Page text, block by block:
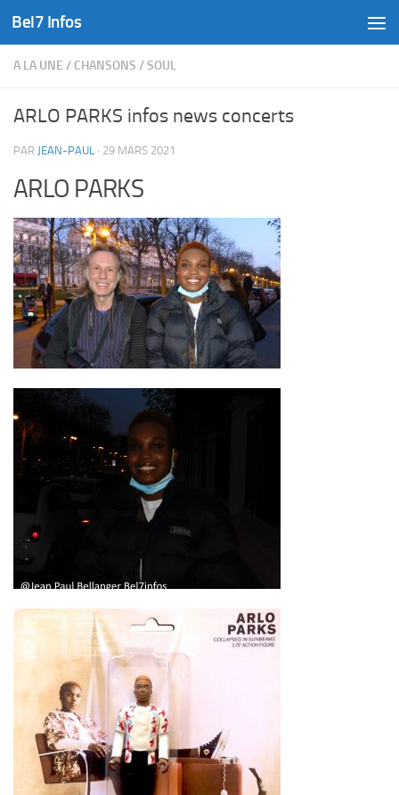
Skip to content
Bel7 Infos
A LA UNE / CHANSONS /SOUL
ARLO PARKS infos news concerts
PAR JEAN-PAUL · 29 MARS 2021
ARLO PARKS